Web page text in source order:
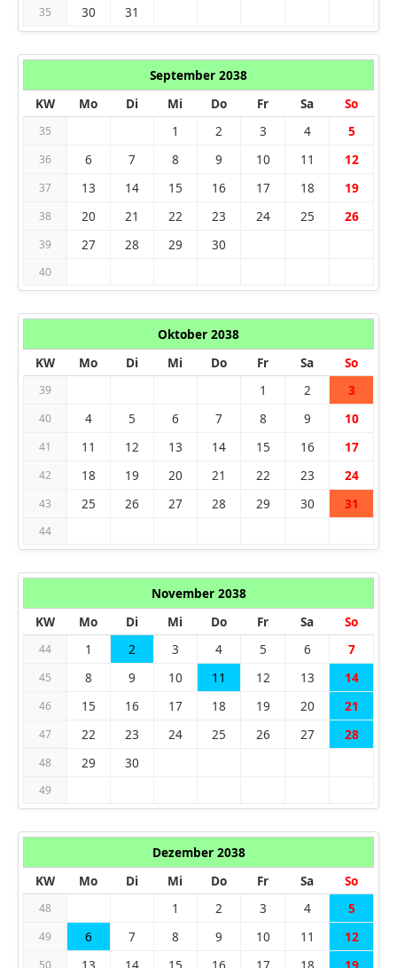
35 30 31
September 2038
KW
Mo Di Mi Do Fr Sa So
35 1 2 3 4 5
36 6 7 8 9 10 11 12
37 13 14 15 16 17 18 19
38 20 21 22 23 24 25 26
39 27 28 29 30
40
Oktober 2038
KW
Mo Di Mi Do Fr Sa So
39 1 2 3
40 4 5 6 7 8 9 10
41 11 12 13 14 15 16 17
42 18 19 20 21 22 23 24
43 25 26 27 28 29 30 31
44
November 2038
KW
Mo Di Mi Do Fr Sa So
44 1 2 3 4 5 6 7
45 8 9 10 11 12 13 14
46 15 16 17 18 19 20 21
47 22 23 24 25 26 27 28
48 29 30
49
Dezember 2038
KW
Mo Di Mi Do Fr Sa So
48 1 2 3 4 5
49 6 7 8 9 10 11 12